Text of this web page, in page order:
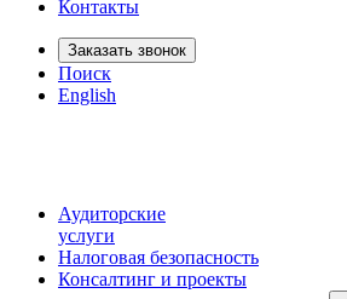
Контакты
Заказать звонок
Поиск
English
Аудиторские
услуги
Налоговая безопасность
Консалтинг и проекты